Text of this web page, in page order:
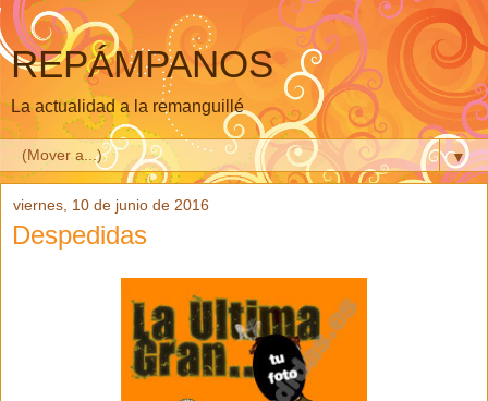
REPÁMPANOS
La actualidad a la remanguillé
▼
viernes, 10 de junio de 2016
Despedidas